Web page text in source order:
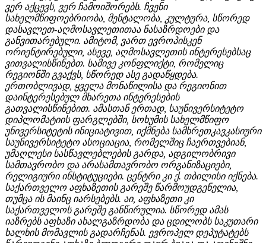
ვერ აქცევს, ვერ ჩამოიშორებს. ჩვენი
სახელმწიფოებრიობა, მენტალობა, კულტურა, სწორედ
დასავლეთ-აღმოსავლეთითაა ნასაზრდოები და
განვითარებული. ამიტომ, ვართ ევროპისკენ
ორიენტირებული, ასევე, აღმოსავლეთის ინტერესებსაც
ვითვალისწინებთ. სამივე კონფლიქტი, რომელიც
რეგიონში გვაქვს, სწორედ ასე გადაწყდება.
ერთობლივად, ყველა მონაწილისა და რეგიონით
დაინტერესებულ მხარეთა ინტერესების
გათვალისწინებით. ამასთან ერთად, საუნივერსიტეტო
დიპლომატიის ფარგლებში, სოხუმის სახელმწიფო
უნივერსიტეტის ინიციატივით, იქმნება სამხრეთკავკასიური
საუნივერსიტეტო ასოციაცია, რომელშიც ჩაერთვებიან,
უმაღლესი სასწავლებლების გარდა, ადგილობრივი
სამთავრობო და არასამთავრობო ორგანიზაციები,
რელიგიური ინსტიტუციები. ცენტრი კი ქ. თბილისი იქნება.
საქართველო აფხაზეთის გარეშე წარმოუდგენელია,
თუმცა ის მაინც იარსებებს. აი, აფხაზეთი კი
საქართველოს გარეშე განწირულია. სწორედ ამას
იაზრებს აფხაზი ახალგაზრდობა და ცდილობს საკუთარი
ხალხის მომავლის გადარჩენას. ევროპელ დეპუტატებს